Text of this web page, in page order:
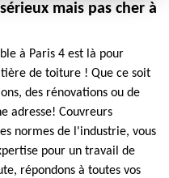
mais pas cher à
à Paris 4 est là pour
de toiture ! Que ce soit
des rénovations ou de
adresse! Couvreurs
normes de l'industrie, vous
pour un travail de
répondons à toutes vos